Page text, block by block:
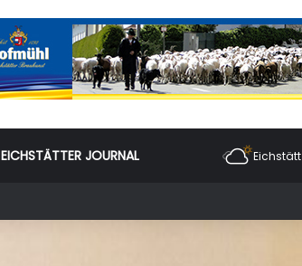
EICHSTÄTTER JOURNAL Eichstätt